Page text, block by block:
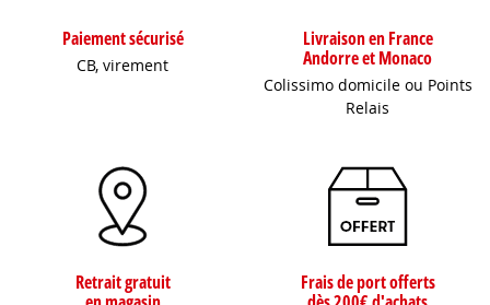
Paiement sécurisé
CB, virement
Livraison en France
Andorre et Monaco
Colissimo domicile ou Points
Relais
Retrait gratuit
Frais de port offerts